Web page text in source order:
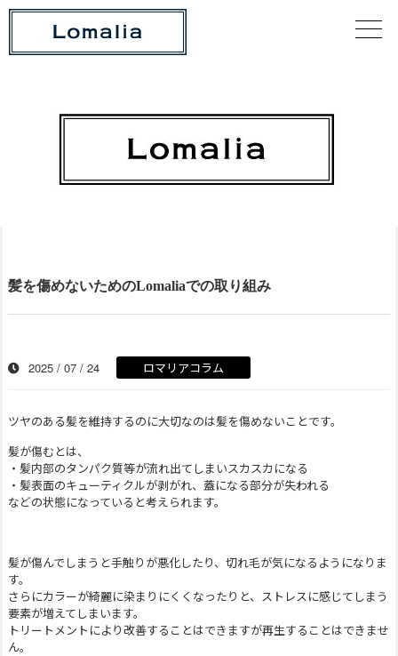
髪を傷めないためのLomaliaでの取り組み
2025 / 07 / 24 ロマリアコラム
ツヤのある髪を維持するのに大切なのは髪を傷めないことです。
髪が傷むとは、
・髪内部のタンパク質等が流れ出てしまいスカスカになる
・髪表面のキューティクルが剥がれ、蓋になる部分が失われる
などの状態になっていると考えられます。
髪が傷んでしまうと手触りが悪化したり、切れ毛が気になるようになりま
す。
さらにカラーが綺麗に染まりにくくなったりと、ストレスに感じてしまう
要素が増えてしまいます。
トリートメントにより改善することはできますが再生することはできませ
ん。